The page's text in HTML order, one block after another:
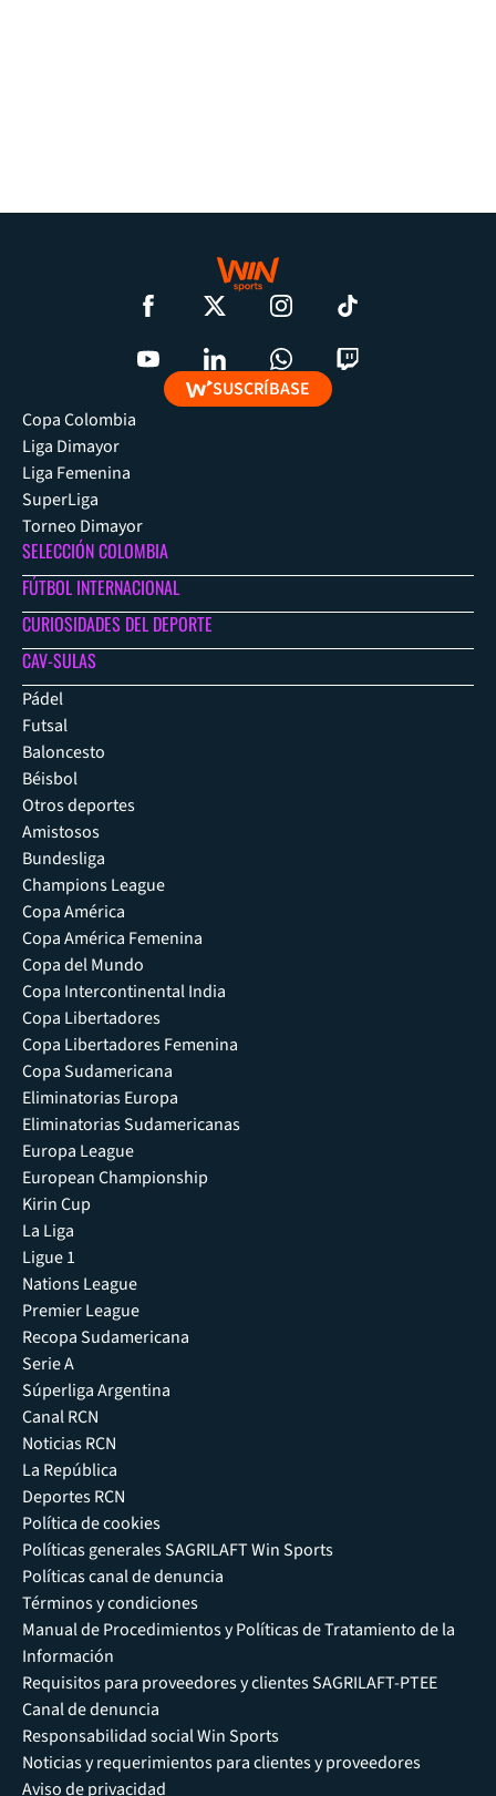
SUSCRÍBASE
Copa Colombia
Liga Dimayor
Liga Femenina
SuperLiga
Torneo Dimayor
SELECCIÓN COLOMBIA
FÚTBOL INTERNACIONAL
CURIOSIDADES DEL DEPORTE
CAV-SULAS
Pádel
Futsal
Baloncesto
Béisbol
Otros deportes
Amistosos
Bundesliga
Champions League
Copa América
Copa América Femenina
Copa del Mundo
Copa Intercontinental India
Copa Libertadores
Copa Libertadores Femenina
Copa Sudamericana
Eliminatorias Europa
Eliminatorias Sudamericanas
Europa League
European Championship
Kirin Cup
La Liga
Ligue 1
Nations League
Premier League
Recopa Sudamericana
Serie A
Súperliga Argentina
Canal RCN
Noticias RCN
La República
Deportes RCN
Política de cookies
Políticas generales SAGRILAFT Win Sports
Políticas canal de denuncia
Términos y condiciones
Manual de Procedimientos y Políticas de Tratamiento de la
Información
Requisitos para proveedores y clientes SAGRILAFT-PTEE
Canal de denuncia
Responsabilidad social Win Sports
Noticias y requerimientos para clientes y proveedores
Aviso de privacidad